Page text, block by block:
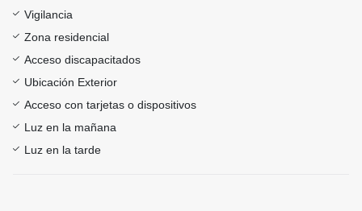
Vigilancia
Zona residencial
Acceso discapacitados
Ubicación Exterior
Acceso con tarjetas o dispositivos
Luz en la mañana
Luz en la tarde